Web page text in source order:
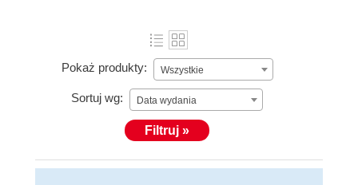
Pokaż produkty: Wszystkie
Sortuj wg: Data wydania
Filtruj »